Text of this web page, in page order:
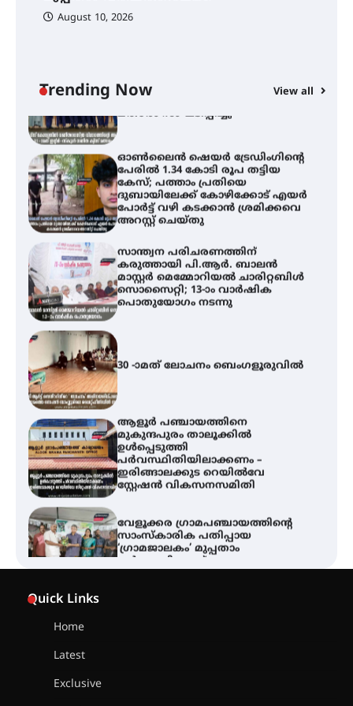
August 10, 2026
Trending Now View all
ഓൺലൈൻ ഷെയർ ട്രേഡിംഗിന്റെ
പേരിൽ 1.34 കോടി രൂപ തട്ടിയ
ദുബായിലേക്ക് കോഴിക്കോട് എയർ
പോർട്ട് വഴി കടക്കാൻ ശ്രമിക്കവെ
അറസ്റ്റ് ചെയ്തു
സാന്ത്വന പരിചരണത്തിന്
കരുത്തായി പി.ആർ. ബാലൻ
സൊസൈറ്റി; 13-ാം വാർഷിക
പൊതുയോഗം നടന്നു
മുകുന്ദപുരം താലൂക്കിൽ
പർവസ്ഥിതിയിലാക്കണം –
ഇരിങ്ങാലക്കുട റെയിൽവേ
സ്റ്റേഷൻ വികസനസമിതി
വേളൂക്കര ഗ്രാമപഞ്ചായത്തിന്റെ
വർഷത്തിലേക്ക്
Quick Links
Home
Latest
Exclusive